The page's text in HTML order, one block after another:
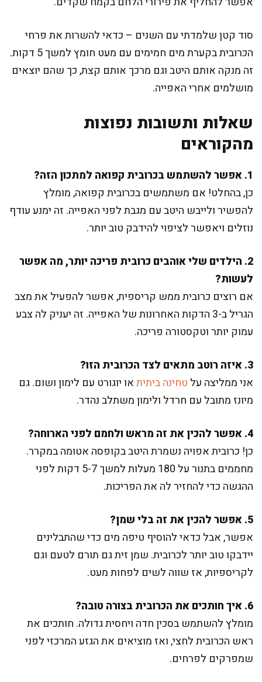
סוד קטן שלמדתי עם השנים – כדאי להשרות את פרחי
הכרובית בקערת מים חמימים עם מעט חומץ למשך 5 דקות.
זה מנקה אותם היטב וגם מרכך אותם קצת, כך שהם יוצאים
מושלמים אחרי האפייה.
שאלות ותשובות נפוצות
מהקוראים
1. אפשר להשתמש בכרובית קפואה למתכון הזה?
כן, בהחלט! אם משתמשים בכרובית קפואה, מומלץ
להפשיר ולייבש היטב עם מגבת לפני האפייה. זה ימנע עודף
נוזלים ויאפשר לציפוי להידבק טוב יותר.
2. הילדים שלי אוהבים כרובית פריכה יותר, מה אפשר
לעשות?
אם רוצים כרובית ממש קריספית, אפשר להפעיל את מצב
הגריל ב-3 הדקות האחרונות של האפייה. זה יעניק לה צבע
עמוק יותר וטקסטורה פריכה.
3. איזה רוטב מתאים לצד הכרובית הזו?
אני ממליצה על טחינה ביתיתאו יוגורט עם לימון ושום. גם
מיונז מתובל עם חרדל ולימון משתלב נהדר.
4. אפשר להכין את זה מראש ולחמם לפני הארוחה?
כן! כרובית אפויה נשמרת היטב בקופסה אטומה במקרר.
מחממים בתנור על 180 מעלות למשך 5-7 דקות לפני
ההגשה כדי להחזיר לה את הפריכות.
5. אפשר להכין את זה בלי שמן?
אפשר, אבל כדאי להוסיף טיפה מים כדי שהתבלינים
יידבקו טוב יותר לכרובית. שמן זית גם תורם לטעם וגם
לקריספיות, אז שווה לשים לפחות מעט.
6. איך חותכים את הכרובית בצורה טובה?
מומלץ להשתמש בסכין חדה ויחסית גדולה. חותכים את
ראש הכרובית לחצי, ואז מוציאים את הגזע המרכזי לפני
שמפרקים לפרחים.